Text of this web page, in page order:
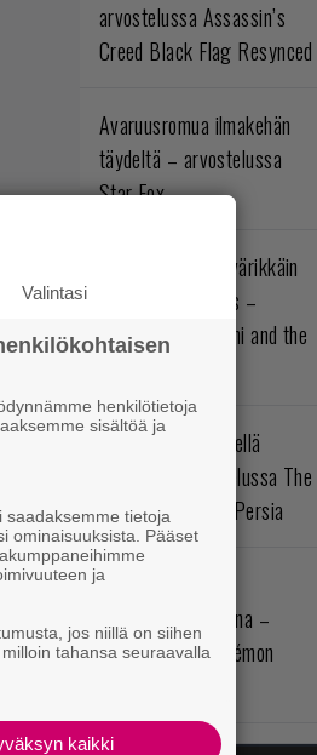
arvostelussa Assassin’s
Creed Black Flag Resynced
Avaruusromua ilmakehän
täydeltä – arvostelussa
Star Fox
Ympäristötiedon värikkäin
opintokokonaisuus –
arvostelussa Yoshi and the
Levoton prinssi siellä
odottaa – arvostelussa The
Rogue Prince of Persia
Pokémonit
stressihelpotuksena –
arvostelussa Pokémon
Valintasi
henkilötietoja
sisältöä ja
saadaksemme tietoja
ominaisuuksista. Pääset
ja
jos niillä on siihen
tahansa seuraavalla
kaikki